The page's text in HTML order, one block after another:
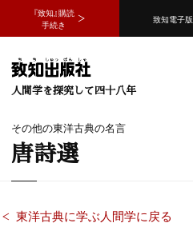
『致知』購読
手続き
致知電子版
人間学を探究して四十八年
その他の東洋古典の名言
唐詩選
東洋古典に学ぶ人間学に戻る